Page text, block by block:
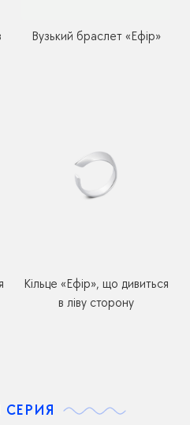
Вузький браслет «Ефір»
Кільце «Ефір», що дивиться
в ліву сторону
СЕРИЯ